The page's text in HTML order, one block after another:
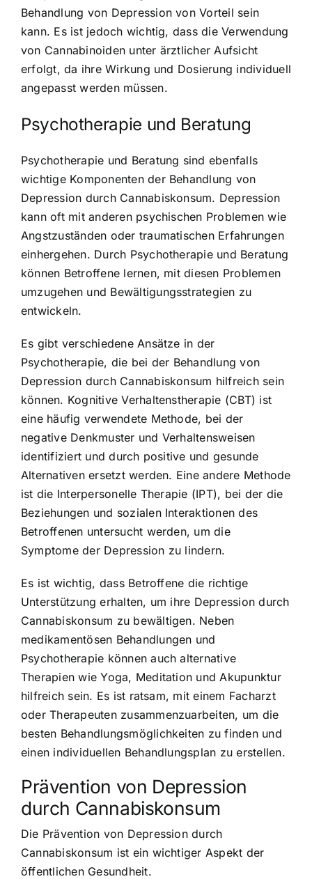
Behandlung von Depression von Vorteil sein
kann. Es ist jedoch wichtig, dass die Verwendung
von Cannabinoiden unter ärztlicher Aufsicht
erfolgt, da ihre Wirkung und Dosierung individuell
angepasst werden müssen.
Psychotherapie und Beratung
Psychotherapie und Beratung sind ebenfalls
wichtige Komponenten der Behandlung von
Depression durch Cannabiskonsum. Depression
kann oft mit anderen psychischen Problemen wie
Angstzuständen oder traumatischen Erfahrungen
einhergehen. Durch Psychotherapie und Beratung
können Betroffene lernen, mit diesen Problemen
umzugehen und Bewältigungsstrategien zu
entwickeln.
Es gibt verschiedene Ansätze in der
Psychotherapie, die bei der Behandlung von
Depression durch Cannabiskonsum hilfreich sein
können. Kognitive Verhaltenstherapie (CBT) ist
eine häufig verwendete Methode, bei der
negative Denkmuster und Verhaltensweisen
identifiziert und durch positive und gesunde
Alternativen ersetzt werden. Eine andere Methode
ist die Interpersonelle Therapie (IPT), bei der die
Beziehungen und sozialen Interaktionen des
Betroffenen untersucht werden, um die
Symptome der Depression zu lindern.
Es ist wichtig, dass Betroffene die richtige
Unterstützung erhalten, um ihre Depression durch
Cannabiskonsum zu bewältigen. Neben
medikamentösen Behandlungen und
Psychotherapie können auch alternative
Therapien wie Yoga, Meditation und Akupunktur
hilfreich sein. Es ist ratsam, mit einem Facharzt
oder Therapeuten zusammenzuarbeiten, um die
besten Behandlungsmöglichkeiten zu finden und
einen individuellen Behandlungsplan zu erstellen.
Prävention von Depression
durch Cannabiskonsum
Die Prävention von Depression durch
Cannabiskonsum ist ein wichtiger Aspekt der
öffentlichen Gesundheit.